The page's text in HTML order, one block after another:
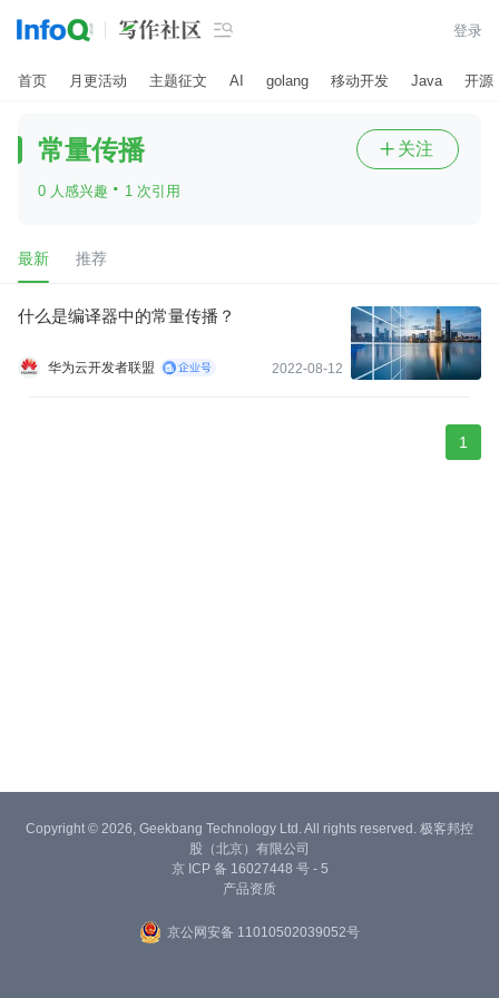
 登录
首页 月更活动 主题征文 AI golang 移动开发 Java 开源
常量传播
0 人感兴趣 · 1 次引用
 关注
最新 推荐
什么是编译器中的常量传播？
华为云开发者联盟 2022-08-12
1
Copyright © 2026, Geekbang Technology Ltd. All rights reserved. 极客邦控
股（北京）有限公司
京 ICP 备 16027448 号 - 5
产品资质
京公网安备 11010502039052号